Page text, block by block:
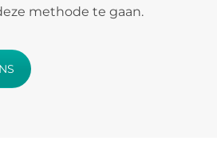
methode te gaan.